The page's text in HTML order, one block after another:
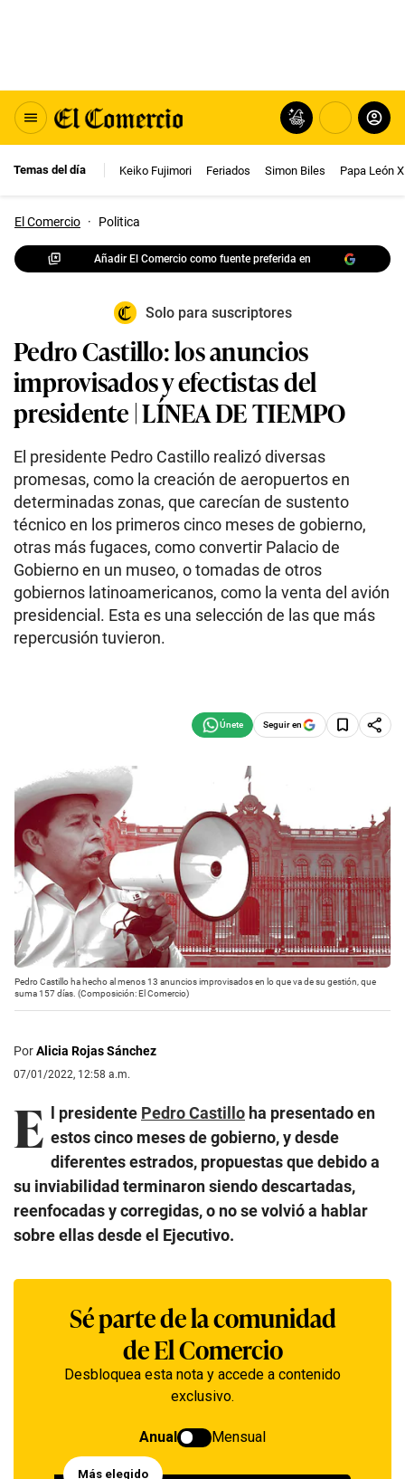
Temas del día Keiko Fujimori Feriados Simon Biles Papa León
El Comercio · Politica
Añadir El Comercio como fuente preferida en
Solo para suscriptores
Pedro Castillo: los anuncios
improvisados y efectistas del
presidente | LÍNEA DE TIEMPO
El presidente Pedro Castillo realizó diversas
promesas, como la creación de aeropuertos en
determinadas zonas, que carecían de sustento
técnico en los primeros cinco meses de gobierno,
otras más fugaces, como convertir Palacio de
Gobierno en un museo, o tomadas de otros
gobiernos latinoamericanos, como la venta del avión
presidencial. Esta es una selección de las que más
repercusión tuvieron.
Seguir en
Pedro Castillo ha hecho al menos 13 anuncios improvisados en lo que va de su gestión, que
suma 157 días. (Composición: El Comercio)
PorAlicia Rojas Sánchez
07/01/2022, 12:58 a.m.
E l presidente Pedro Castillo ha presentado en
estos cinco meses de gobierno, y desde
diferentes estrados, propuestas que debido a
su inviabilidad terminaron siendo descartadas,
reenfocadas y corregidas, o no se volvió a hablar
sobre ellas desde el Ejecutivo.